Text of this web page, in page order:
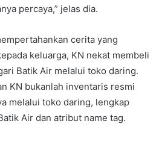
percaya,” jelas dia.
cerita yang
keluarga, KN nekat membeli
Batik Air melalui toko daring.
KN bukanlah inventaris resmi
melalui toko daring, lengkap
Air dan atribut name tag.